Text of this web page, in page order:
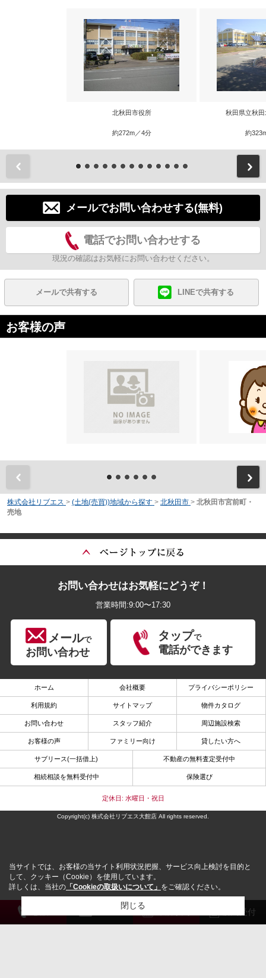
北秋田市役所
約272m／4分
秋田県立秋
約
メールでお問い合わせする(無料)
電話でお問い合わせする
現況の確認はお気軽にお問い合わせください。
メールで共有する LINEで共有する
お客様の声
株式会社リブエス > (土地(売買))地域から探す > 北秋田市 > 北秋田市宮前町・
売地
解約受付
お問い合わせはお気軽にどうぞ！
営業時間:9:00〜17:30
メールで
お問い合わせ
タップで
電話ができます
ホーム 会社概要 プライバシーポリシー
利用規約 サイトマップ 物件カタログ
お問い合わせ スタッフ紹介 周辺施設検索
お客様の声 ファミリー向け 貸したい方へ
サブリース(一括借上) 不動産の無料査定受付中
相続相談を無料受付中 保険選び
定休日: 水曜日・祝日
Copyright(c) 株式会社リブエス大館店 All rights reserved.
当サイトでは、お客様の当サイト利用状況把握、サービス向上検討を目的と
して、クッキー（Cookie）を使用しています。
詳しくは、当社の 「Cookieの取扱いについて」 をご確認ください。
閉じる